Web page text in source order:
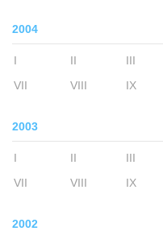
2004
I II III
VII
VIII IX
2003
I II III
VII
VIII IX
2002